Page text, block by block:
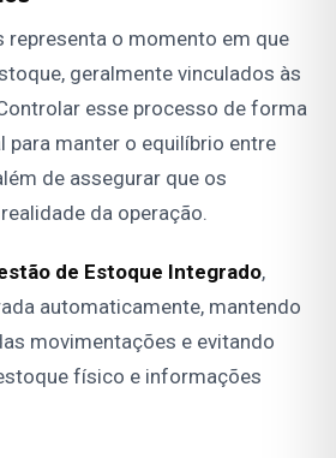
representa o momento em que
geralmente vinculados às
esse processo de forma
para manter o equilíbrio entre
de assegurar que os
da operação.
de Estoque Integrado,
automaticamente, mantendo
movimentações e evitando
físico e informações